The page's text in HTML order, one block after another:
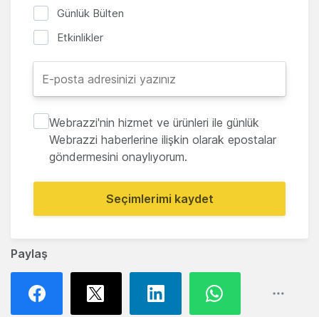
Paylaş
Günlük Bülten
Etkinlikler
Webrazzi'nin hizmet ve ürünleri ile günlük
Webrazzi haberlerine ilişkin olarak epostalar
göndermesini onaylıyorum.
Seçimlerimi kaydet